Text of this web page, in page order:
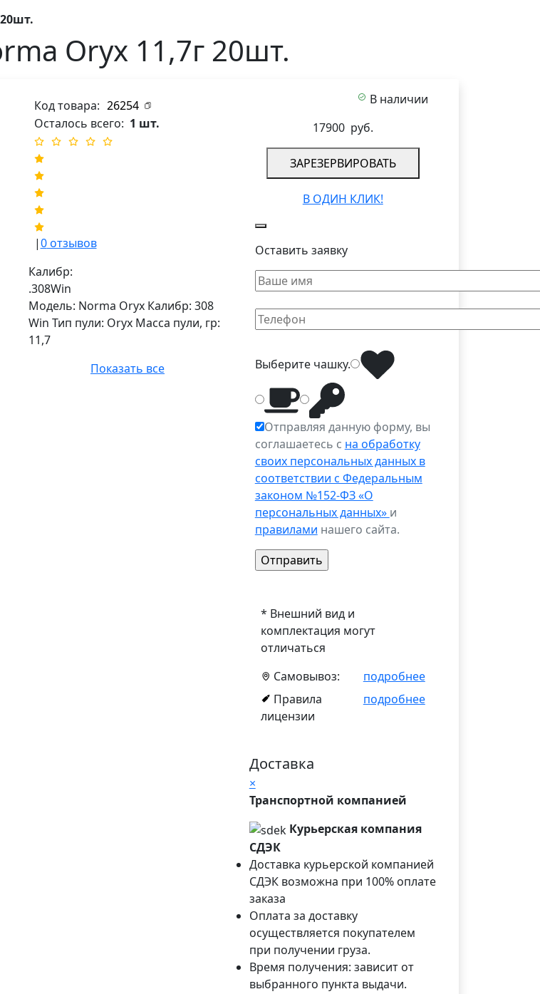
Oryx 11,7г 20шт.
Код товара: 26254
Осталось всего: 1 шт.
|0отзывов
Калибр:
.308Win
Модель: Norma Oryx Калибр: 308
Win Тип пули: Oryx Масса пули, гр:
11,7
Показать все
В наличии
17900 руб.
ЗАРЕЗЕРВИРОВАТЬ
В ОДИН КЛИК!
Оставить заявку
Выберитечашку.
Отправляя данную форму, вы
соглашаетесь с на обработку
своих персональных данных в
соответствии с Федеральным
законом №152-ФЗ «О
персональных данных» и
правилами нашего сайта.
* Внешний вид и
комплектация могут
отличаться
Самовывоз:
подробнее
Правила
лицензии
подробнее
Доставка
×
Транспортной компанией
Курьерская компания
СДЭК
Доставка курьерской компанией
СДЭК возможна при 100% оплате
заказа
Оплата за доставку
осуществляется покупателем
при получении груза.
Время получения: зависит от
выбранного пункта выдачи.